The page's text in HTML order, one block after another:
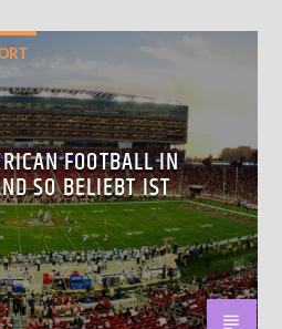
FOOTBALL IN
SO BELIEBT IST